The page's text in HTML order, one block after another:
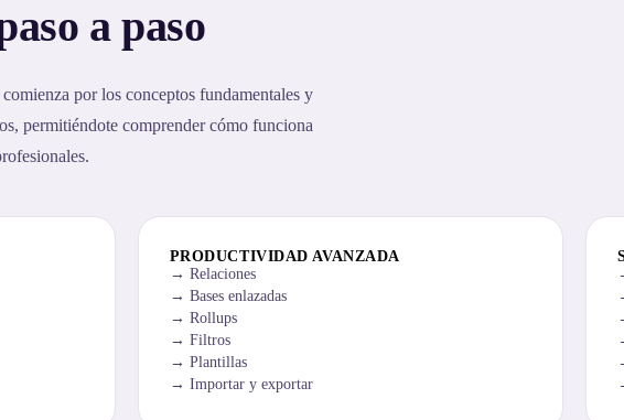
a paso
por los conceptos fundamentales y
permitiéndote comprender cómo funciona
PRODUCTIVIDAD AVANZADA
Relaciones
Bases enlazadas
Rollups
Filtros
Plantillas
Importar y exportar